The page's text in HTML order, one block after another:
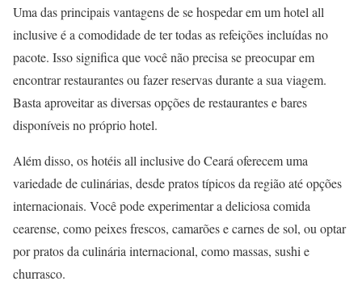
Uma das principais vantagens de se hospedar em um hotel all
inclusive é a comodidade de ter todas as refeições incluídas no
pacote. Isso significa que você não precisa se preocupar em
encontrar restaurantes ou fazer reservas durante a sua viagem.
Basta aproveitar as diversas opções de restaurantes e bares
disponíveis no próprio hotel.
Além disso, os hotéis all inclusive do Ceará oferecem uma
variedade de culinárias, desde pratos típicos da região até opções
internacionais. Você pode experimentar a deliciosa comida
cearense, como peixes frescos, camarões e carnes de sol, ou optar
por pratos da culinária internacional, como massas, sushi e
churrasco.